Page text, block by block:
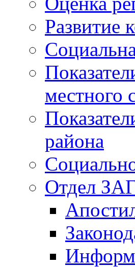
Развитие
местного
района
Отдел